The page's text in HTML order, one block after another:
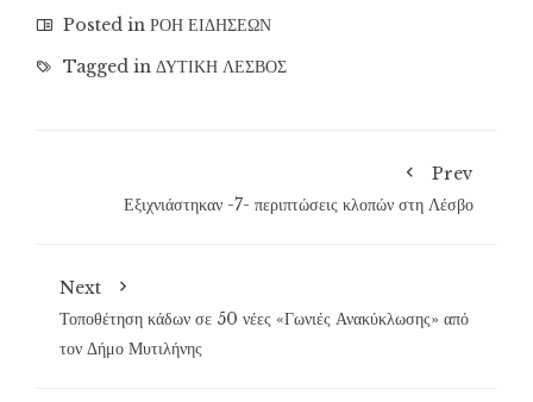
Posted in ΡΟΗ ΕΙΔΗΣΕΩΝ
Tagged in ΔΥΤΙΚΗ ΛΕΣΒΟΣ
Prev
Εξιχνιάστηκαν -7- περιπτώσεις κλοπών στη Λέσβο
Next
Τοποθέτηση κάδων σε 50 νέες «Γωνιές Ανακύκλωσης» από
τον Δήμο Μυτιλήνης